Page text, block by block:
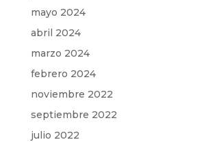
mayo 2024
abril 2024
marzo 2024
febrero 2024
noviembre 2022
septiembre 2022
julio 2022